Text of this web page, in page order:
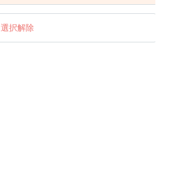
選択解除